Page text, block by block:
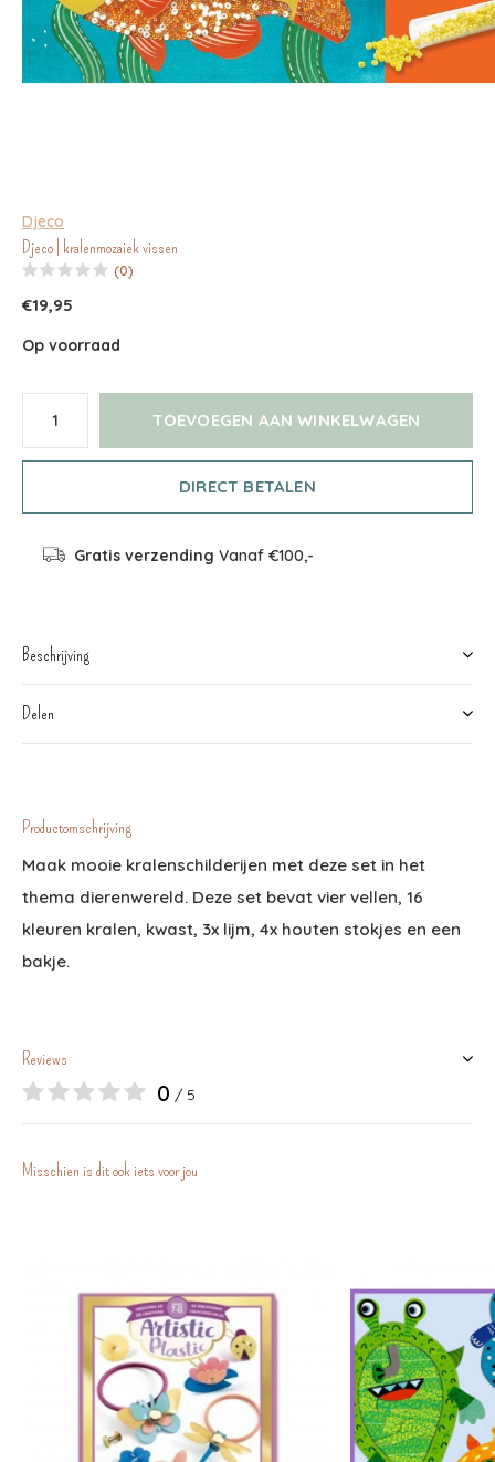
Djeco
Djeco | kralenmozaiek vissen
(0)
€19,95
Op voorraad
TOEVOEGEN AAN WINKELWAGEN
DIRECT BETALEN
Gratis verzending Vanaf €100,-
Beschrijving
Delen
Productomschrijving
Maak mooie kralenschilderijen met deze set in het
thema dierenwereld. Deze set bevat vier vellen, 16
kleuren kralen, kwast, 3x lijm, 4x houten stokjes en een
bakje.
Reviews
0 / 5
Misschien is dit ook iets voor jou